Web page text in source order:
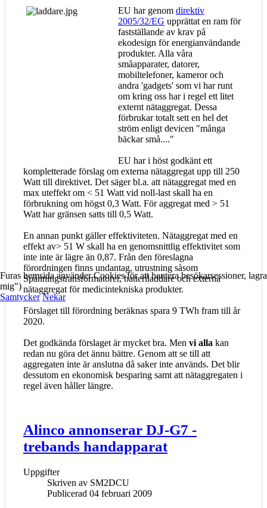
EU har genom direktiv
2005/32/EG upprättat en ram för
fastställande av krav på
ekodesign för energianvändande
produkter. Alla våra
småapparater, datorer,
mobiltelefoner, kameror och
andra 'gadgets' som vi har runt
om kring oss har i regel ett litet
externt nätaggregat. Dessa
förbrukar totalt sett en hel det
ström enligt devicen "många
bäckar små...."
EU har i höst godkänt ett
kompletterade förslag om externa nätaggregat upp till 250
Watt till direktivet. Det säger bl.a. att nätaggregat med en
max uteffekt om < 51 Watt vid noll-last skall ha en
förbrukning om högst 0,3 Watt. För aggregat med > 51
Watt har gränsen satts till 0,5 Watt.
En annan punkt gäller effektiviteten. Nätaggregat med en
effekt av> 51 W skall ha en genomsnittlig effektivitet som
inte inte är lägre än 0,87. Från den föreslagna
förordningen finns undantag, utrustning såsom
Spänningstransformatorer, batteriladdare och externa
nätaggregat för medicintekniska produkter.
Förslaget till förordning beräknas spara 9 TWh fram till år
2020.
Det godkända förslaget är mycket bra. Men vi alla kan
redan nu göra det ännu bättre. Genom att se till att
aggregaten inte är anslutna då saker inte används. Det blir
dessutom en ekonomisk besparing samt att nätaggregaten i
regel även håller längre.
Alinco annonserar DJ-G7 -
trebands handapparat
Uppgifter
Skriven av SM2DCU
Publicerad 04 februari 2009
Furas hemsida använder Cookies för att hantera besökarsessioner,
mig")
Samtycker Nekar